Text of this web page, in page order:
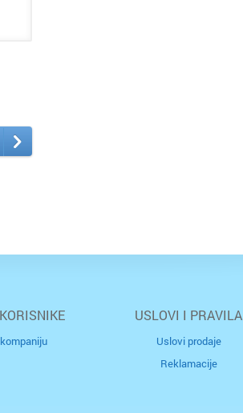
USLOVI I PRAVILA
Uslovi prodaje
Reklamacije